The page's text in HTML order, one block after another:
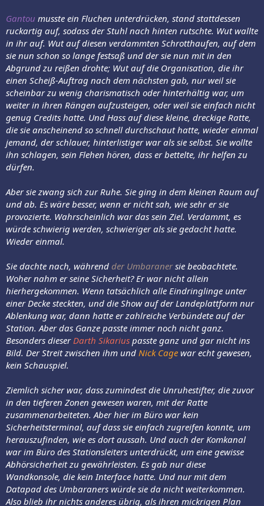
Gantou musste ein Fluchen unterdrücken, stand stattdessen
ruckartig auf, sodass der Stuhl nach hinten rutschte. Wut wallte
in ihr auf. Wut auf diesen verdammten Schrotthaufen, auf dem
sie nun schon so lange festsaß und der sie nun mit in den
Abgrund zu reißen drohte; Wut auf die Organisation, die ihr
einen Scheiß-Auftrag nach dem nächsten gab, nur weil sie
scheinbar zu wenig charismatisch oder hinterhältig war, um
weiter in ihren Rängen aufzusteigen, oder weil sie einfach nicht
genug Credits hatte. Und Hass auf diese kleine, dreckige Ratte,
die sie anscheinend so schnell durchschaut hatte, wieder einmal
jemand, der schlauer, hinterlistiger war als sie selbst. Sie wollte
ihn schlagen, sein Flehen hören, dass er bettelte, ihr helfen zu
dürfen.
Aber sie zwang sich zur Ruhe. Sie ging in dem kleinen Raum auf
und ab. Es wäre besser, wenn er nicht sah, wie sehr er sie
provozierte. Wahrscheinlich war das sein Ziel. Verdammt, es
würde schwierig werden, schwieriger als sie gedacht hatte.
Wieder einmal.
Sie dachte nach, während der Umbaranersie beobachtete.
Woher nahm er seine Sicherheit? Er war nicht allein
hierhergekommen. Wenn tatsächlich alle Eindringlinge unter
einer Decke steckten, und die Show auf der Landeplattform nur
Ablenkung war, dann hatte er zahlreiche Verbündete auf der
Station. Aber das Ganze passte immer noch nicht ganz.
Besonders dieser Darth Sikarius passte ganz und gar nicht ins
Bild. Der Streit zwischen ihm und Nick Cage war echt gewesen,
kein Schauspiel.
Ziemlich sicher war, dass zumindest die Unruhestifter, die zuvor
in den tieferen Zonen gewesen waren, mit der Ratte
zusammenarbeiteten. Aber hier im Büro war kein
Sicherheitsterminal, auf dass sie einfach zugreifen konnte, um
herauszufinden, wie es dort aussah. Und auch der Komkanal
war im Büro des Stationsleiters unterdrückt, um eine gewisse
Abhörsicherheit zu gewährleisten. Es gab nur diese
Wandkonsole, die kein Interface hatte. Und nur mit dem
Datapad des Umbaraners würde sie da nicht weiterkommen.
Also blieb ihr nichts anderes übrig, als ihren mickrigen Plan